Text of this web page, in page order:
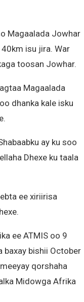
Magaalada Jowhar
isu jira. War
toosan Jowhar.
Magaalada
dhanka kale isku
ay ku soo
Dhexe ku taala
ee xiriirisa
ee ATMIS oo 9
baxay bishii October
qorshaha
Midowga Afrika